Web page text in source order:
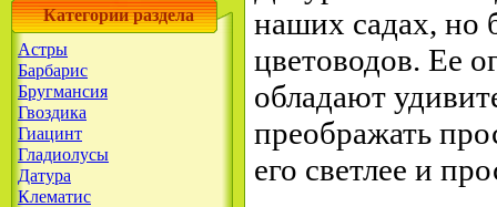
Категории раздела
Астры
Барбарис
Бругмансия
Гвоздика
Гиацинт
Гладиолусы
Датура
Клематис
наших садах, но
цветоводов. Ее
обладают
преображать
его светлее и